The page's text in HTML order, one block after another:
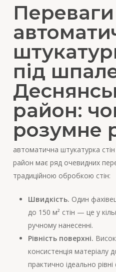
Переваги
під
район:
розумне
автоматична штукатурка
район має ряд очевидних
традиційною обробкою стін:
Швидкість. Один
до 150 м² стін — це у
ручному нанесенні.
Рівність поверхні.
консистенція матеріалу
практично ідеально